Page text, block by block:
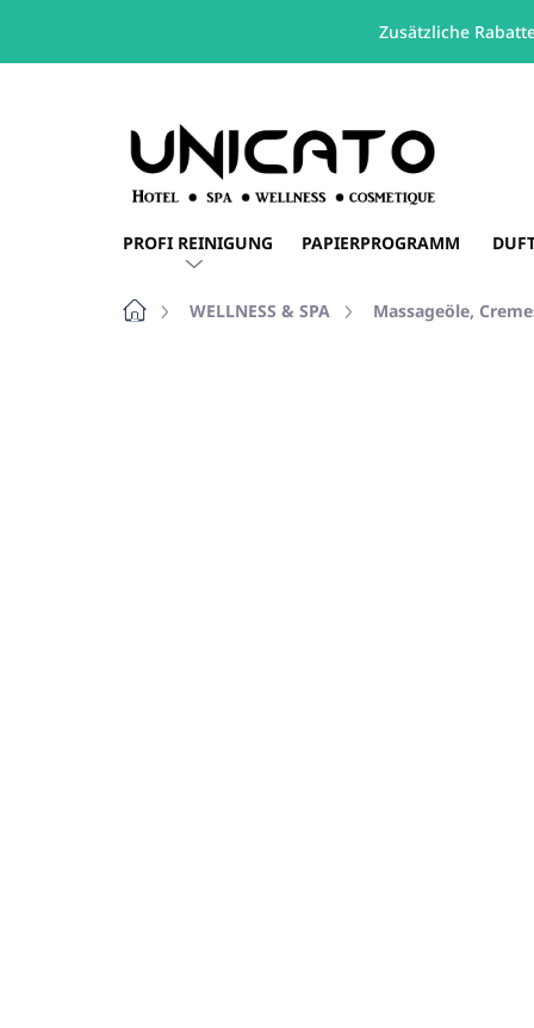
Zusätzliche
Zum
PROFI REINIGUNG PAPIERPROGRAMM
StartseiteWELLNESS & SPA Massageöle,